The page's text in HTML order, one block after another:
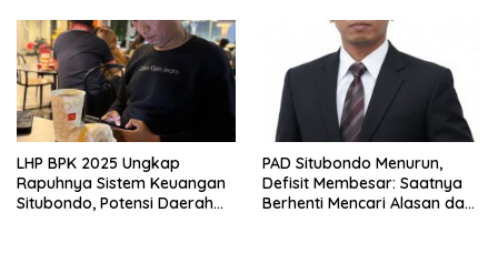
Pemerintah Pusat
LHP BPK 2025 Ungkap
Rapuhnya Sistem Keuangan
Situbondo, Potensi Daerah
PAD Situbondo Menurun,
Defisit Membesar: Saatnya
Berhenti Mencari Alasan dan